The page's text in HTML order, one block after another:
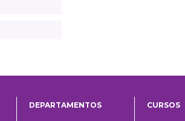
DEPARTAMENTOS CURSOS